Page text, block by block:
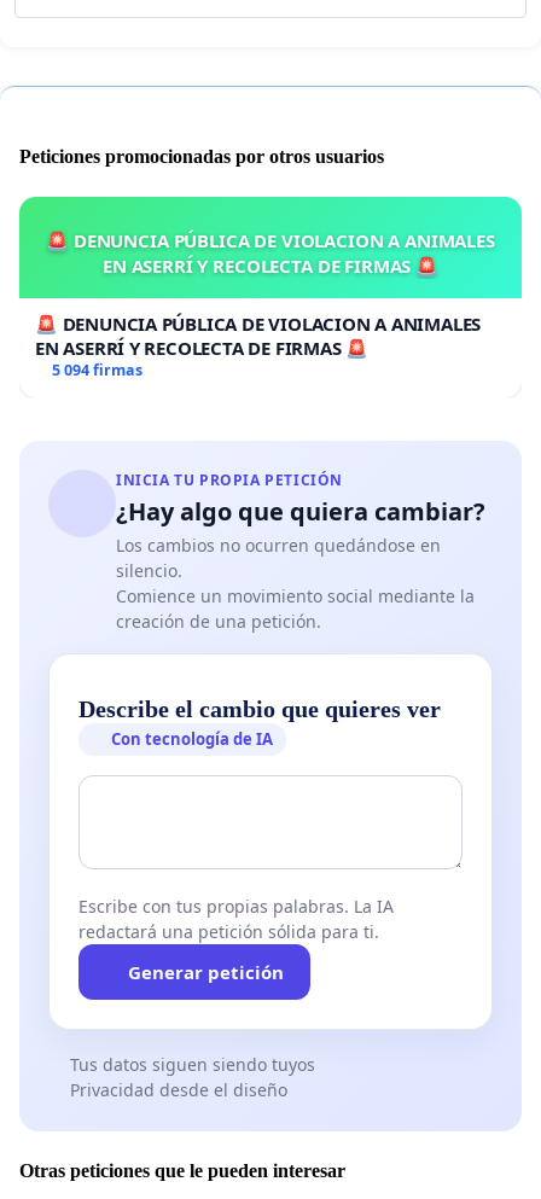
Peticiones promocionadas por otros usuarios
🚨 DENUNCIA PÚBLICA DE VIOLACION A ANIMALES
EN ASERRÍ Y RECOLECTA DE FIRMAS 🚨
🚨 DENUNCIA PÚBLICA DE VIOLACION A ANIMALES
EN ASERRÍ Y RECOLECTA DE FIRMAS 🚨
5 094 firmas
INICIA TU PROPIA PETICIÓN
¿Hay algo que quiera cambiar?
Los cambios no ocurren quedándose en
silencio.
Comience un movimiento social mediante la
creación de una petición.
Describe el cambio que quieres ver
Con tecnología de IA
Escribe con tus propias palabras. La IA
redactará una petición sólida para ti.
Generar petición
Tus datos siguen siendo tuyos
Privacidad desde el diseño
Otras peticiones que le pueden interesar